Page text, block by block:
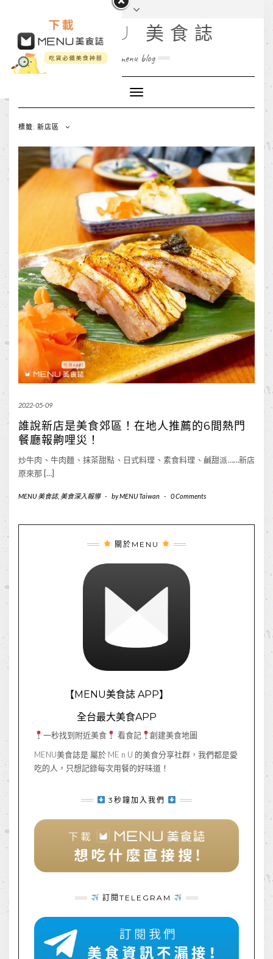
MENU 美食誌
menu blog
Toggle
Navigation
標籤: 新店區
2022-05-09
誰說新店是美食郊區！在地人推薦的6間熱門
餐廳報齁哩災！
炒牛肉、牛肉麵、抹茶甜點、日式料理、素食料理、鹹甜派……新店
原來那 […]
MENU 美食誌, 美食深入報導 - byMENU Taiwan - 0 Comments
關於MENU
【MENU美食誌 APP】
全台最大美食APP
一秒找到附近美食 看食記
創建美食地圖
MENU美食誌是 屬於 ME n U 的美食分享社群，我們都是愛
吃的人，只想記錄每次用餐的好味道！
3秒鐘加入我們
訂閱TELEGRAM